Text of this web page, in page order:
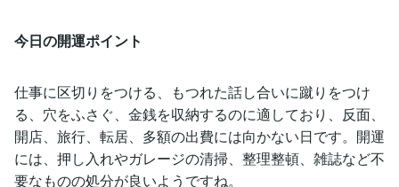
今日の開運ポイント
仕事に区切りをつける、もつれた話し合いに蹴りをつけ
る、穴をふさぐ、金銭を収納するのに適しており、反面、
開店、旅行、転居、多額の出費には向かない日です。開運
には、押し入れやガレージの清掃、整理整頓、雑誌など不
要なものの処分が良いようですね。